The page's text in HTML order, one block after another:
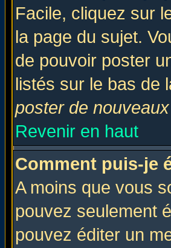
Facile, cliquez sur
la page du sujet.
de pouvoir poster
listés sur le bas de
poster de
Revenir en haut
Comment puis-je
A moins que vous
pouvez seulement
pouvez éditer un